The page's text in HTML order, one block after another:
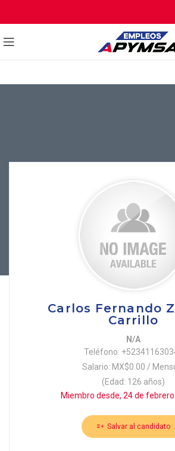
Carlos Fernando
Carrillo
N/A
Teléfono:
Salario: MX$0.00 /
(Edad: 126 años)
Miembro desde, 24 de
Salvar al candidato